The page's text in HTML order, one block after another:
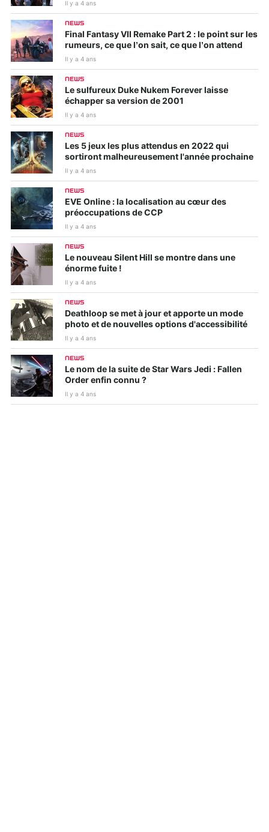
Il y a 4 ans
NEWS
Final Fantasy VII Remake Part 2 : le point sur les
rumeurs, ce que l’on sait, ce que l’on attend
Il y a 4 ans
NEWS
Le sulfureux Duke Nukem Forever laisse
échapper sa version de 2001
Il y a 4 ans
NEWS
Les 5 jeux les plus attendus en 2022 qui
sortiront malheureusement l'année prochaine
Il y a 4 ans
NEWS
EVE Online : la localisation au cœur des
préoccupations de CCP
Il y a 4 ans
NEWS
Le nouveau Silent Hill se montre dans une
énorme fuite !
Il y a 4 ans
NEWS
Deathloop se met à jour et apporte un mode
photo et de nouvelles options d'accessibilité
Il y a 4 ans
NEWS
Le nom de la suite de Star Wars Jedi : Fallen
Order enfin connu ?
Il y a 4 ans